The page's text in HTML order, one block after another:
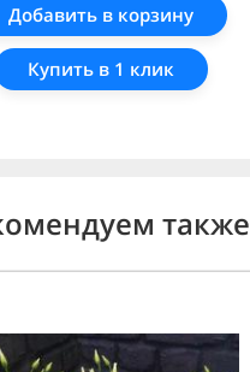
Добавить в корзину
Купить в 1 клик
также